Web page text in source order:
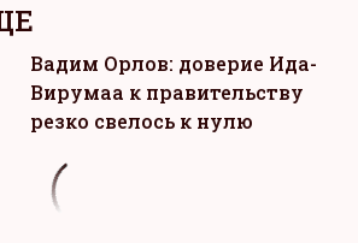
Вадим Орлов: доверие Ида-
Вирумаа к правительству
резко свелось к нулю